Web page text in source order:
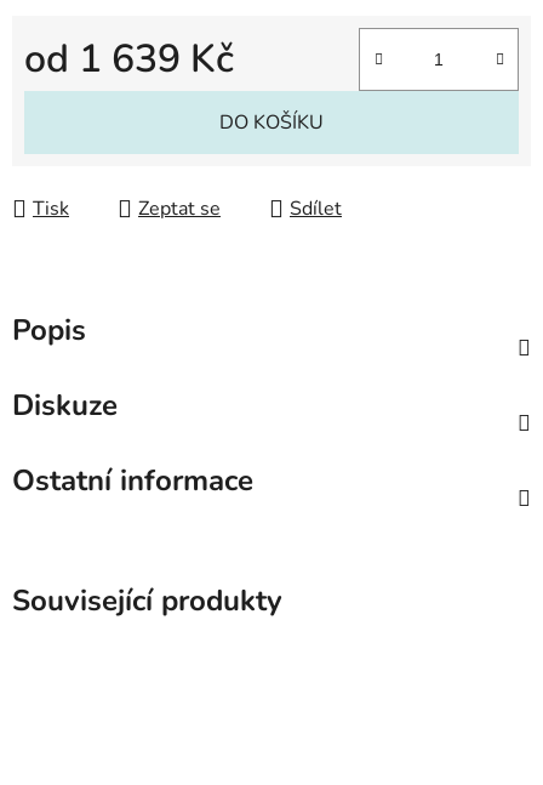
od 1 639 Kč
Měrná cena:
DO KOŠÍKU
Tisk Zeptat se Sdílet
Popis
Diskuze
Ostatní informace
Související produkty